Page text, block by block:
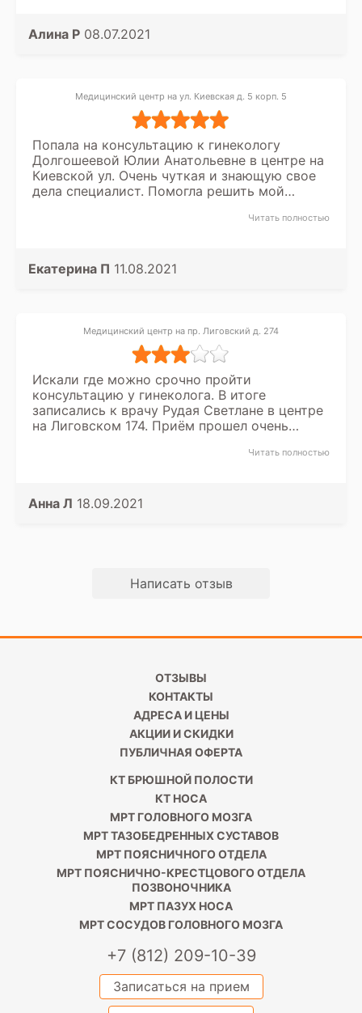
Алина Р 08.07.2021
Медицинский центр на ул. Киевская д. 5 корп. 5
Попала на консультацию к гинекологу
Долгошеевой Юлии Анатольевне в центре на
Киевской ул. Очень чуткая и знающую свое
дела специалист. Помогла решить мой
Читать полностью
Екатерина П 11.08.2021
Медицинский центр на пр. Лиговский д. 274
Искали где можно срочно пройти
консультацию у гинеколога. В итоге
записались к врачу Рудая Светлане в центре
на Лиговском 174. Приём прошел очень
требовалось, но осталось какое-то чувство
Читать полностью
Анна Л 18.09.2021
Написать отзыв
ОТЗЫВЫ
КОНТАКТЫ
АДРЕСА И ЦЕНЫ
АКЦИИ И СКИДКИ
ПУБЛИЧНАЯ ОФЕРТА
КТ БРЮШНОЙ ПОЛОСТИ
КТ НОСА
МРТ ГОЛОВНОГО МОЗГА
МРТ ТАЗОБЕДРЕННЫХ СУСТАВОВ
МРТ ПОЯСНИЧНОГО ОТДЕЛА
МРТ ПОЯСНИЧНО-КРЕСТЦОВОГО ОТДЕЛА
ПОЗВОНОЧНИКА
МРТ ПАЗУХ НОСА
МРТ СОСУДОВ ГОЛОВНОГО МОЗГА
+7 (812) 209-10-39
Записаться на прием